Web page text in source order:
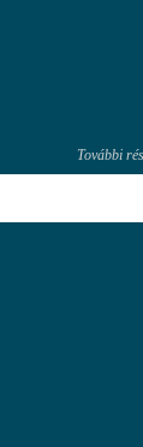
További